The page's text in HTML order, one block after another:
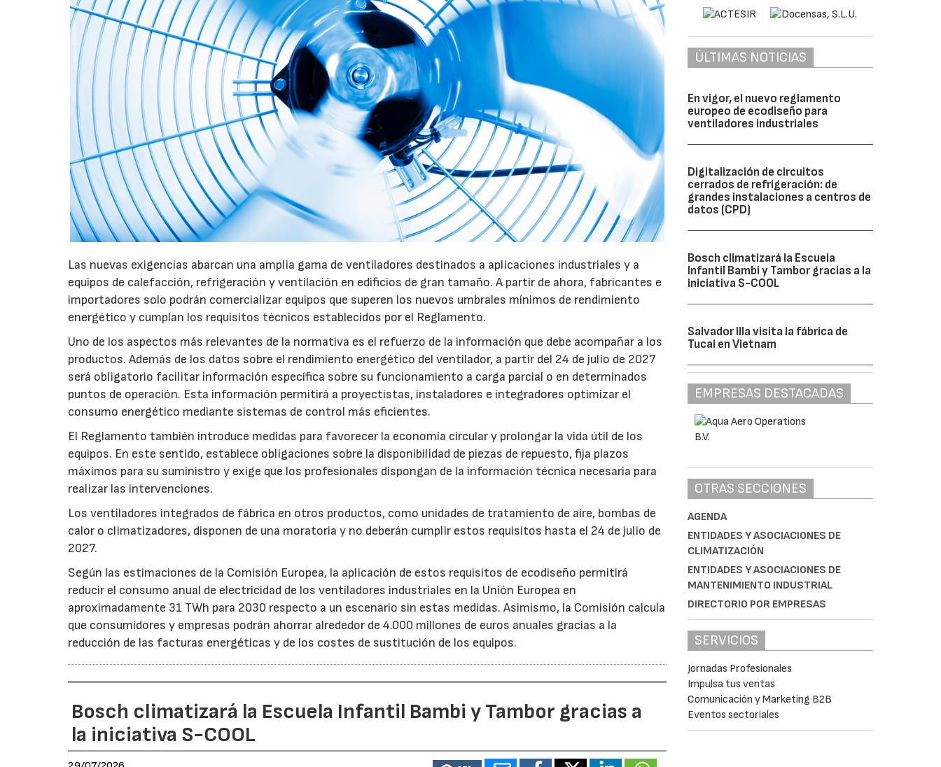
Las nuevas exigencias abarcan una amplia gama de ventiladores destinados a aplicaciones industriales y a
equipos de calefacción, refrigeración y ventilación en edificios de gran tamaño. A partir de ahora, fabricantes e
importadores solo podrán comercializar equipos que superen los nuevos umbrales mínimos de rendimiento
energético y cumplan los requisitos técnicos establecidos por el Reglamento.
Uno de los aspectos más relevantes de la normativa es el refuerzo de la información que debe acompañar a los
productos. Además de los datos sobre el rendimiento energético del ventilador, a partir del 24 de julio de 2027
será obligatorio facilitar información específica sobre su funcionamiento a carga parcial o en determinados
puntos de operación. Esta información permitirá a proyectistas, instaladores e integradores optimizar el
consumo energético mediante sistemas de control más eficientes.
El Reglamento también introduce medidas para favorecer la economía circular y prolongar la vida útil de los
equipos. En este sentido, establece obligaciones sobre la disponibilidad de piezas de repuesto, fija plazos
máximos para su suministro y exige que los profesionales dispongan de la información técnica necesaria para
realizar las intervenciones.
Los ventiladores integrados de fábrica en otros productos, como unidades de tratamiento de aire, bombas de
calor o climatizadores, disponen de una moratoria y no deberán cumplir estos requisitos hasta el 24 de julio de
2027.
Según las estimaciones de la Comisión Europea, la aplicación de estos requisitos de ecodiseño permitirá
reducir el consumo anual de electricidad de los ventiladores industriales en la Unión Europea en
aproximadamente 31 TWh para 2030 respecto a un escenario sin estas medidas. Asimismo, la Comisión calcula
que consumidores y empresas podrán ahorrar alrededor de 4.000 millones de euros anuales gracias a la
reducción de las facturas energéticas y de los costes de sustitución de los equipos.
Bosch climatizará la Escuela Infantil Bambi y Tambor gracias a
la iniciativa S-COOL
ÚLTIMAS NOTICIAS
En vigor, el nuevo reglamento
europeo de ecodiseño para
ventiladores industriales
Digitalización de circuitos
cerrados de refrigeración: de
grandes instalaciones a centros de
datos (CPD)
Bosch climatizará la Escuela
Infantil Bambi y Tambor gracias a la
iniciativa S-COOL
Salvador Illa visita la fábrica de
Tucai en Vietnam
EMPRESAS DESTACADAS
OTRAS SECCIONES
AGENDA
ENTIDADES Y ASOCIACIONES DE
CLIMATIZACIÓN
ENTIDADES Y ASOCIACIONES DE
MANTENIMIENTO INDUSTRIAL
DIRECTORIO POR EMPRESAS
SERVICIOS
Jornadas Profesionales
Impulsa tus ventas
Comunicación y Marketing B2B
Eventos sectoriales